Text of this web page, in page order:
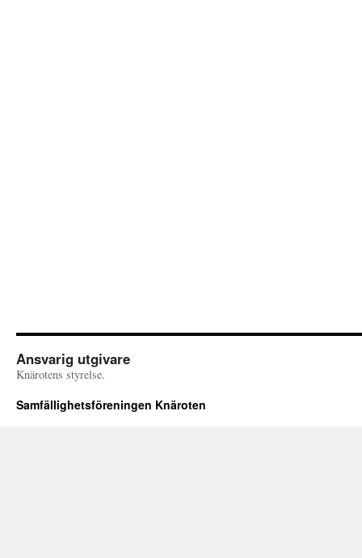
Ansvarig utgivare
Knärotens styrelse.
Samfällighetsföreningen Knäroten